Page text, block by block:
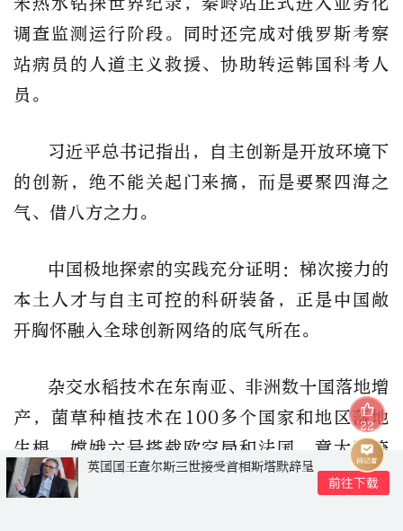
调查监测运行阶段。同时还完成对俄罗斯考察
站病员的人道主义救援、协助转运韩国科考人
员。
习近平总书记指出，自主创新是开放环境下
的创新，绝不能关起门来搞，而是要聚四海之
气、借八方之力。
中国极地探索的实践充分证明：梯次接力的
本土人才与自主可控的科研装备，正是中国敞
开胸怀融入全球创新网络的底气所在。
杂交水稻技术在东南亚、非洲数十国落地增
产，菌草种植技术在100多个国家和地区落地
生根，嫦娥六号搭载欧空局和法国、意大利等
多国的探测载荷联合探月，80余家“一带一
英国国王查尔斯三世接受首相斯塔默辞呈
22